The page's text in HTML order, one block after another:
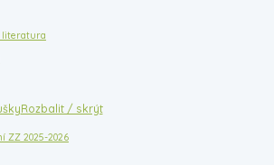
literatura
Rozbalit / skrýt
ZZ 2025-2026